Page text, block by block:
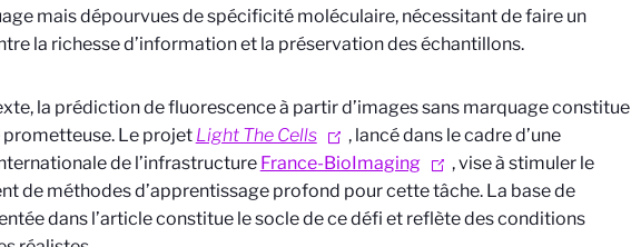
mais dépourvues de spécificité moléculaire, nécessitant de faire un
la richesse d’information et la préservation des échantillons.
la prédiction de fluorescence à partir d’images sans marquage constitue
prometteuse. Le projet Light The Cells
, lancé dans le cadre d’une
de l’infrastructure France-BioImaging
, vise à stimuler le
de méthodes d’apprentissage profond pour cette tâche. La base de
dans l’article constitue le socle de ce défi et reflète des conditions